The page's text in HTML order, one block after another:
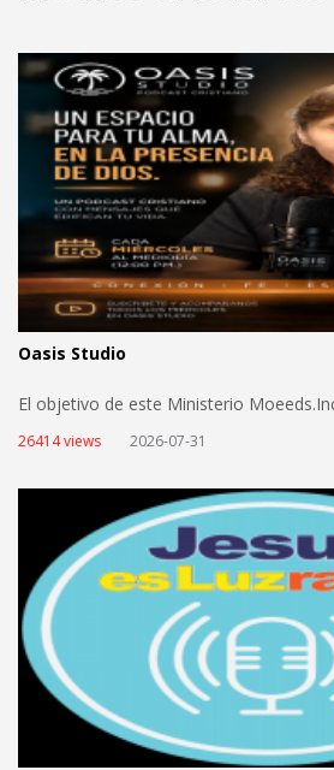
Oasis Studio
El objetivo de este Ministerio
Biblia dice en Marco 16:15 Y les dijo: Id
una palabra de liberación que nosotros
que sana, transforma y salva. Estamos
diferencia llegar a su casa y tocar su
nuestro más profundo deseo para
26414 views 2026-07-31